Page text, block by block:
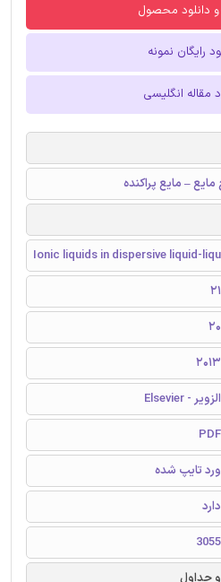
دانلود محصول
رایگان نمونه
مقاله انگلیسی
– مایع پراکنده
Ionic liquids in dispersive liquid-
21
20
2013
الزویر - Elsevier
PDF
ورد تایپ شده
دارد
3055
جداول